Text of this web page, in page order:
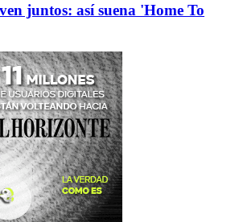
juntos: así suena 'Home To